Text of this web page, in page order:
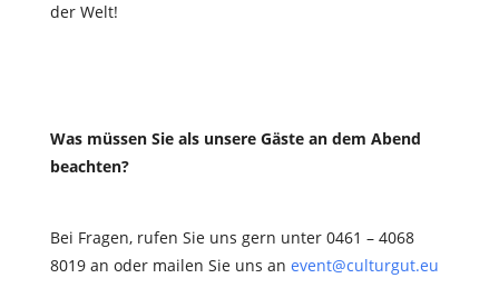
der Welt!
Was müssen Sie als unsere Gäste an dem Abend
beachten?
Bei Fragen, rufen Sie uns gern unter 0461 – 4068
8019 an oder mailen Sie uns an event@culturgut.eu